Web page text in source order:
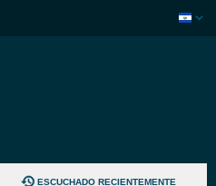
ESCUCHADO RECIENTEMENTE